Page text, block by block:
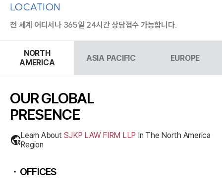
LOCATION
전 세계 어디서나 365일 24시간 상담접수 가능합니다.
NORTH
AMERICA
ASIA PACIFIC EUROPE
OUR GLOBAL
PRESENCE
Learn About SJKP LAW FIRM LLP In The North America
Region
OFFICES